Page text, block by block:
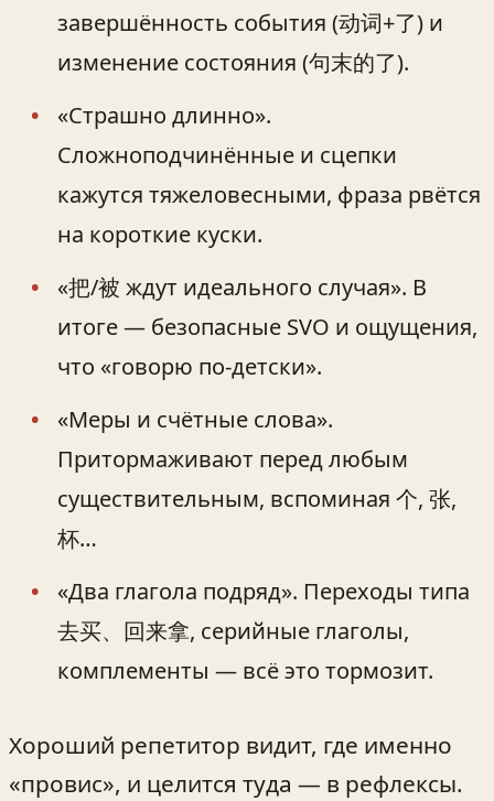
завершённость события (动词+了) и
изменение состояния (句末的了).
«Страшно длинно».
Сложноподчинённые и сцепки
кажутся тяжеловесными, фраза рвётся
на короткие куски.
«把/被 ждут идеального случая». В
итоге — безопасные SVO и ощущения,
что «говорю по-детски».
«Меры и счётные слова».
Притормаживают перед любым
существительным, вспоминая 个, 张,
杯…
«Два глагола подряд». Переходы типа
去买、回来拿, серийные глаголы,
комплементы — всё это тормозит.
Хороший репетитор видит, где именно
«провис», и целится туда — в рефлексы.